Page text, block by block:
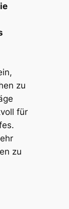
zu
für
zu